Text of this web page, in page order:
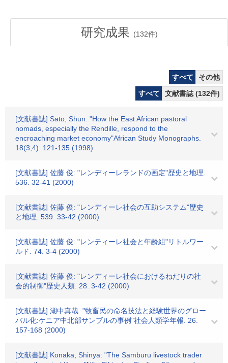
研究成果 (132件)
すべて
その他
すべて
文献書誌 (132件)
[文献書誌] Sato, Shun: "How the East African pastoral
nomads, especially the Rendille, respond to the
encroaching market economy"African Study Monographs.
18(3,4). 121-135 (1998)
[文献書誌] 佐藤 俊: "レンディーレランドの画定"歴史と地理.
536. 32-41 (2000)
[文献書誌] 佐藤 俊: "レンディーレ社会の互助システム"歴史
と地理. 539. 33-42 (2000)
[文献書誌] 佐藤 俊: "レンティーレ社会と年齢組"リトルワー
ルド. 74. 3-4 (2000)
[文献書誌] 佐藤 俊: "レンディーレ社会におけるねだりの社
会的制御"歴史人類. 28. 3-42 (2000)
[文献書誌] 湖中真哉: "牧畜民の命名技法と経験世界のグロー
バル化:ケニア中北部サンブルの事例"社会人類学年報. 26.
157-168 (2000)
[文献書誌] Konaka, Shinya: "The Samburu livestock trader